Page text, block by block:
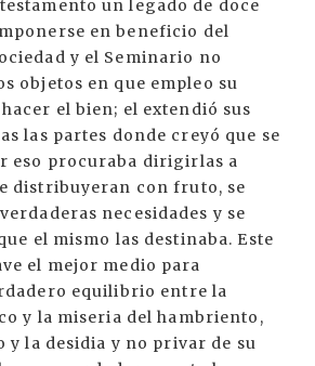
un legado de doce
en beneficio del
y el Seminario no
objetos en que empleo su
el bien; el extendió sus
las partes donde creyó que se
eso procuraba dirigirlas a
distribuyeran con fruto, se
necesidades y se
el mismo las destinaba. Este
el mejor medio para
equilibrio entre la
y la miseria del hambriento,
y la desidia y no privar de su